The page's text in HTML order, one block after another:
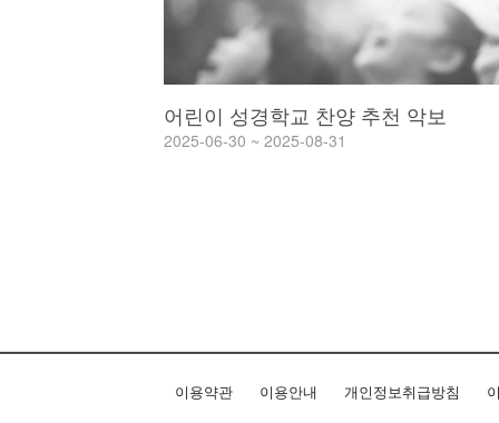
어린이 성경학교 찬양 추천 악보
2025-06-30 ~ 2025-08-31
이용약관 이용안내 개인정보취급방침